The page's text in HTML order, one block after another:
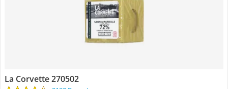
La Corvette 270502